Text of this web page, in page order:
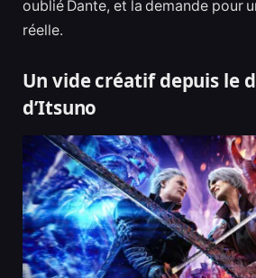
oublié Dante, et la demande pour
réelle.
Un vide créatif depuis le
d’Itsuno